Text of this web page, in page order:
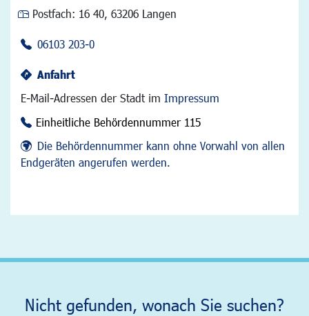
Postfach: 16 40, 63206 Langen
06103 203-0
Anfahrt
E-Mail-Adressen der Stadt im Impressum
Einheitliche Behördennummer 115
Die Behördennummer kann ohne Vorwahl von allen
Endgeräten angerufen werden.
Nicht gefunden, wonach Sie suchen?